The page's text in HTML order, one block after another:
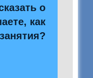
о
как